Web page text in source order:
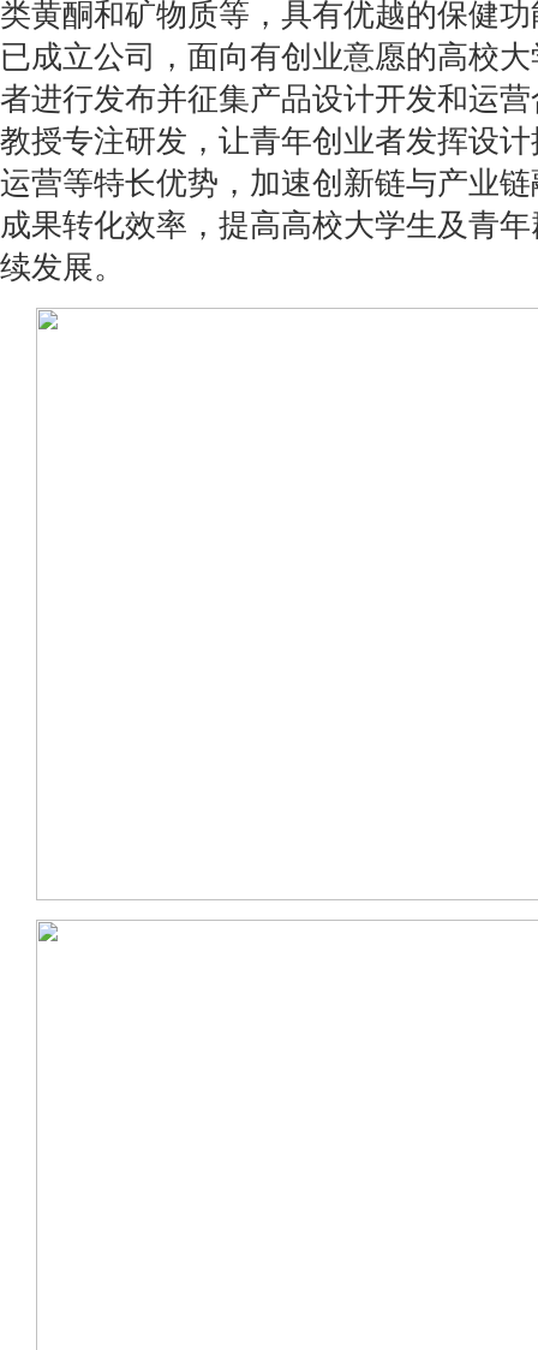
类黄酮和矿物质等，具有优越的保健
已成立公司，面向有创业意愿的高校
者进行发布并征集产品设计开发和运
教授专注研发，让青年创业者发挥设
运营等特长优势，加速创新链与产业
成果转化效率，提高高校大学生及青
续发展。